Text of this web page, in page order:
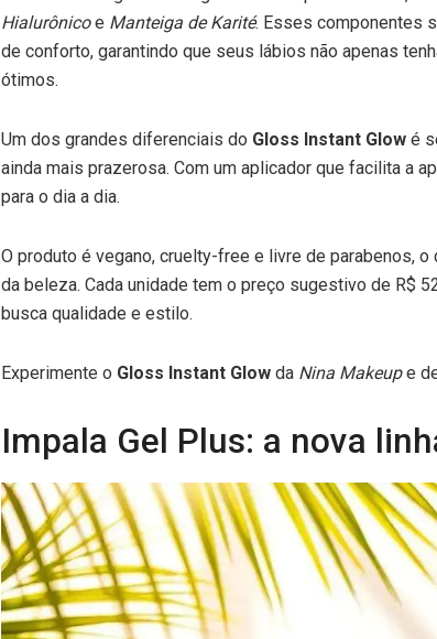
Hialurônicoe Manteiga de Karité. Esses componentes
de conforto, garantindo que seus lábios não apenas
ótimos.
Um dos grandes diferenciais do Gloss Instant Glow é
ainda mais prazerosa. Com um aplicador que facilita a
para o dia a dia.
O produto é vegano, cruelty-free e livre de parabenos,
da beleza. Cada unidade tem o preço sugestivo de R$
busca qualidade e estilo.
Experimente o Gloss Instant Glow da Nina Makeupe
Impala Gel Plus: a nova